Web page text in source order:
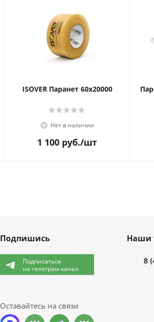
ISOVER Паранет 60х20000
Нет в наличии
1 100 руб./шт
Подпишись
Подписаться
на телеграм-канал
Оставайтесь на связи
Наши
8